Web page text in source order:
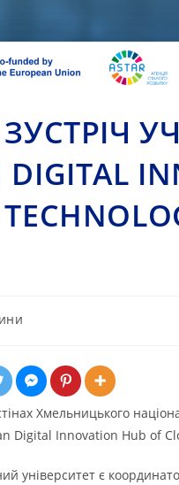
DIGITAL
Хмельницького
Digital Innovation Hub of
університет є